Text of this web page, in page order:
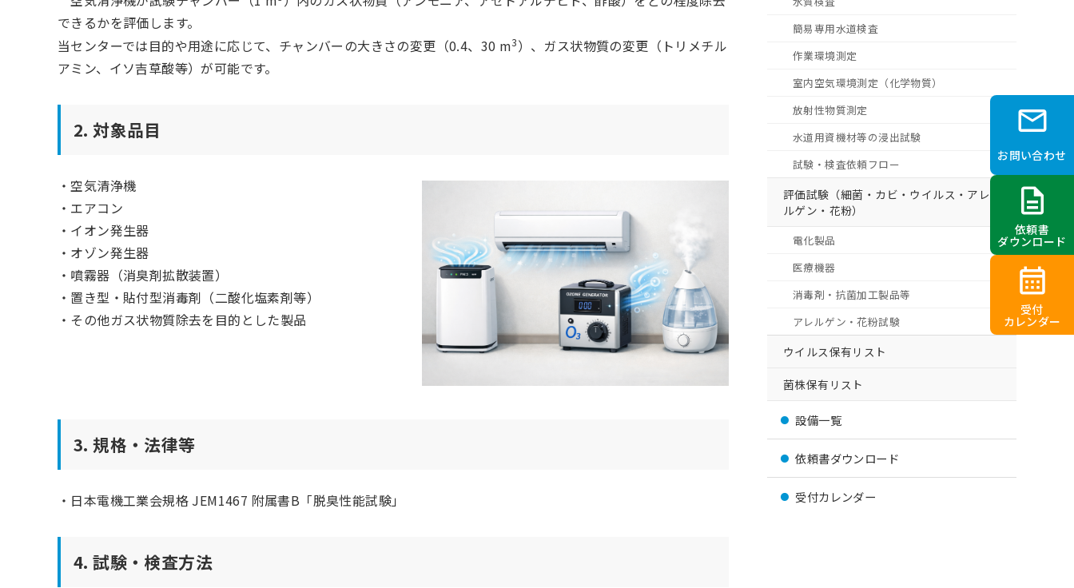
できるかを評価します。
当センターでは目的や用途に応じて、チャンバーの大きさの変更（0.4、30 m3）、ガス状物質の変更（トリメチル
アミン、イソ吉草酸等）が可能です。
2. 対象品目
・空気清浄機
・エアコン
・イオン発生器
・オゾン発生器
・噴霧器（消臭剤拡散装置）
・置き型・貼付型消毒剤（二酸化塩素剤等）
・その他ガス状物質除去を目的とした製品
3. 規格・法律等
・日本電機工業会規格 JEM1467 附属書B「脱臭性能試験」
4. 試験・検査方法
簡易専用水道検査
作業環境測定
室内空気環境測定（化学物質）
放射性物質測定
水道用資機材等の浸出試験
試験・検査依頼フロー
評価試験（細菌・カビ・ウイルス・アレ
ルゲン・花粉）
電化製品
医療機器
消毒剤・抗菌加工製品等
アレルゲン・花粉試験
ウイルス保有リスト
菌株保有リスト
設備一覧
依頼書ダウンロード
受付カレンダー
mail
お問い合わせ
description
依頼書
ダウンロード
calendar_month
受付
カレンダー